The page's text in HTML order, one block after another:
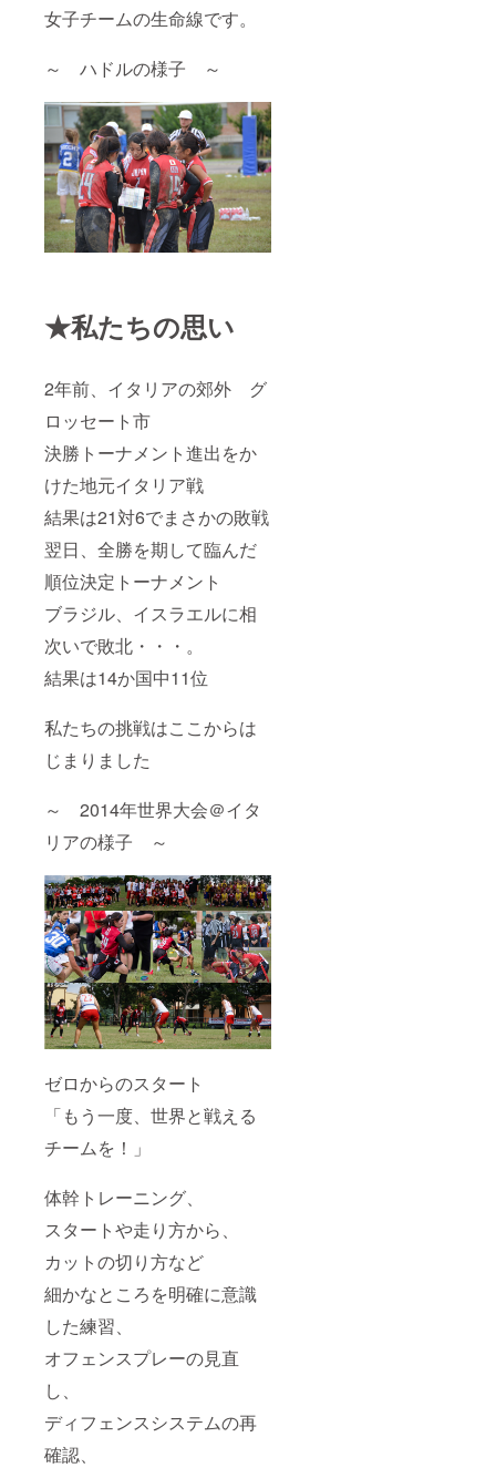
女子チームの生命線です。
～ ハドルの様子 ～
★私たちの思い
2年前、イタリアの郊外 グ
ロッセート市
決勝トーナメント進出をか
けた地元イタリア戦
結果は21対6でまさかの敗戦
翌日、全勝を期して臨んだ
順位決定トーナメント
ブラジル、イスラエルに相
次いで敗北・・・。
結果は14か国中11位
私たちの挑戦はここからは
じまりました
～ 2014年世界大会＠イタ
リアの様子 ～
ゼロからのスタート
「もう一度、世界と戦える
チームを！」
体幹トレーニング、
スタートや走り方から、
カットの切り方など
細かなところを明確に意識
した練習、
オフェンスプレーの見直
し、
ディフェンスシステムの再
確認、